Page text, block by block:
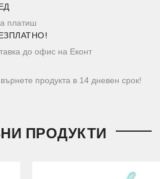
платиш
до офис на Еконт
продукта в 14 дневен срок!
ПРОДУКТИ